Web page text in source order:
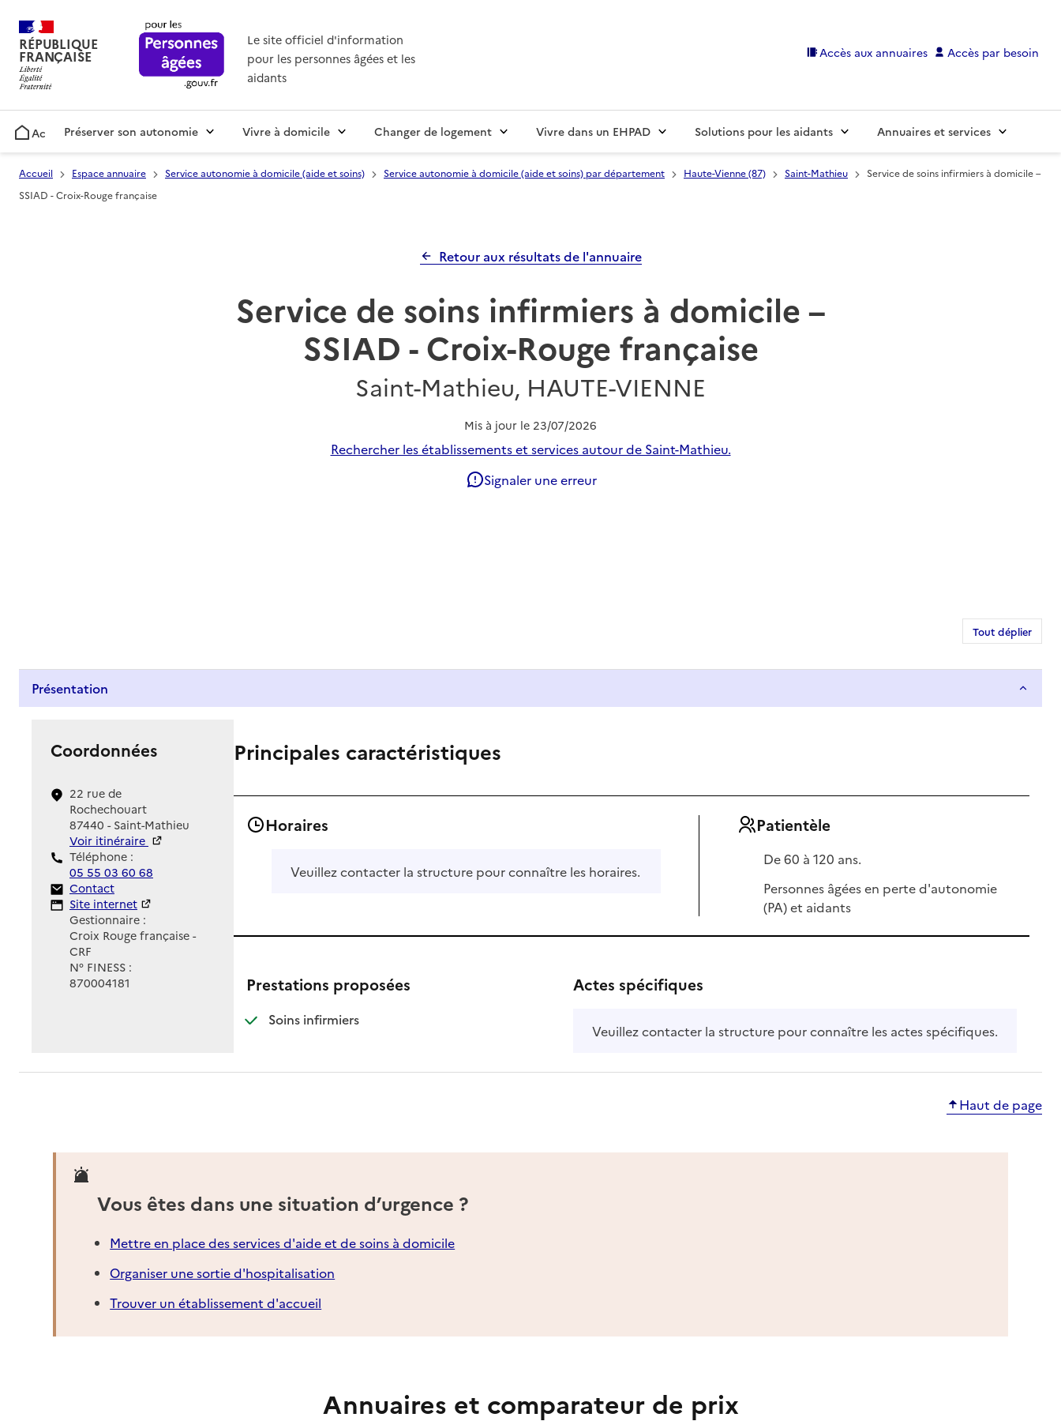
RÉPUBLIQUE
FRANÇAISE
Le site officiel d'information
pour les personnes âgées et les
aidants
Accès aux annuaires Accès par besoin
AccueilPréserver son autonomie Vivre à domicile Changer de logement Vivre dans un EHPAD Solutions pour les aidants Annuaires et services
Accueil Espace annuaire Service autonomie à domicile (aide et soins) Service autonomie à domicile (aide et soins) par département Haute-Vienne (87) Saint-Mathieu
Service de soins infirmiers à domicile –
SSIAD - Croix-Rouge française
Retour aux résultats de l'annuaire
Service de soins infirmiers à domicile –
SSIAD - Croix-Rouge française
Saint-Mathieu, HAUTE-VIENNE
Mis à jour le 23/07/2026
Rechercher les établissements et services autour de Saint-Mathieu.
Signaler une erreur
Tout déplier
Présentation
Coordonnées
22 rue de
Rochechouart
87440 - Saint-Mathieu
Voir itinéraire
Téléphone :
05 55 03 60 68
Contact
Contact
Site Internet
Site internet
Gestionnaire :
Croix Rouge française -
CRF
N° FINESS :
870004181
Principales caractéristiques
Horaires
Veuillez contacter la structure pour connaître les horaires.
Patientèle
De 60 à 120 ans.
Personnes âgées en perte d'autonomie
(PA) et aidants
Prestations proposées
Soins infirmiers: disponible
: non disponible
Actes spécifiques
Veuillez contacter la structure pour connaître les actes spécifiques.
Haut de page
Vous êtes dans une situation d’urgence ?
Mettre en place des services d'aide et de soins à domicile
Organiser une sortie d'hospitalisation
Trouver un établissement d'accueil
Annuaires et comparateur de prix